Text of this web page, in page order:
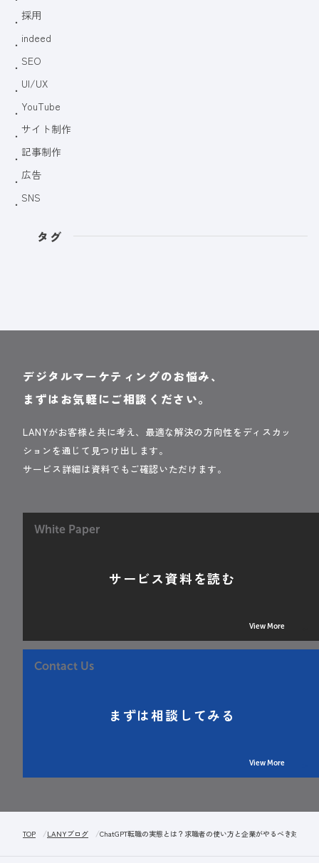
採用
indeed
SEO
UI/UX
YouTube
サイト制作
記事制作
広告
SNS
タグ
デジタルマーケティングのお悩み、
まずはお気軽にご相談ください。
LANYがお客様と共に考え、最適な解決の方向性をディスカッ
ションを通じて見つけ出します。
サービス詳細は資料でもご確認いただけます。
White Paper
サービス資料を読む
View More
Contact Us
まずは相談してみる
View More
TOP LANYブログ ChatGPT転職の実態とは？求職者の使い方と企業がやるべき対策